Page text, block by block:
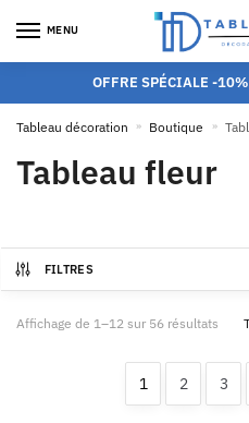
MENU
OFFRE SPÉCIALE -
Tableau décoration » Boutique »
Tableau fleur
FILTRES
Affichage de 1–12 sur 56 résultats
1 2 3